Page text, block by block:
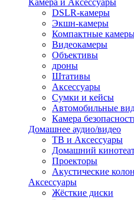
Камера и Аксессуары
DSLR-камеры
Экшн-камеры
Компактные
Видеокамеры
Объективы
дроны
Штативы
Аксессуары
Сумки и кейсы
Автомобильные
Камера
Домашнее аудио/видео
ТВ и Аксессуары
Домашний
Проекторы
Акустические
Аксессуары
Жёсткие диски